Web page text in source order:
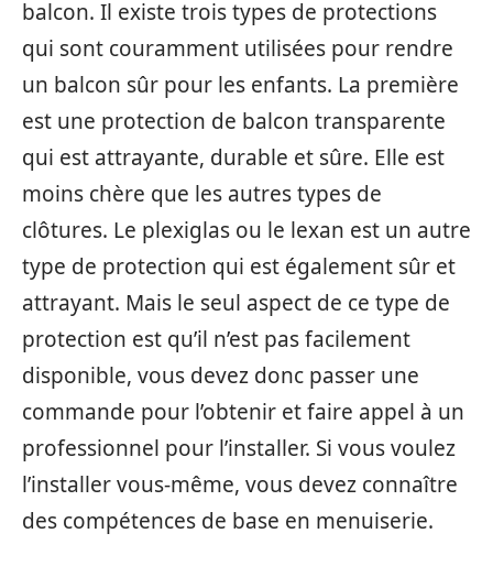
balcon. Il existe trois types de protections
qui sont couramment utilisées pour rendre
un balcon sûr pour les enfants. La première
est une protection de balcon transparente
qui est attrayante, durable et sûre. Elle est
moins chère que les autres types de
clôtures. Le plexiglas ou le lexan est un autre
type de protection qui est également sûr et
attrayant. Mais le seul aspect de ce type de
protection est qu’il n’est pas facilement
disponible, vous devez donc passer une
commande pour l’obtenir et faire appel à un
professionnel pour l’installer. Si vous voulez
l’installer vous-même, vous devez connaître
des compétences de base en menuiserie.